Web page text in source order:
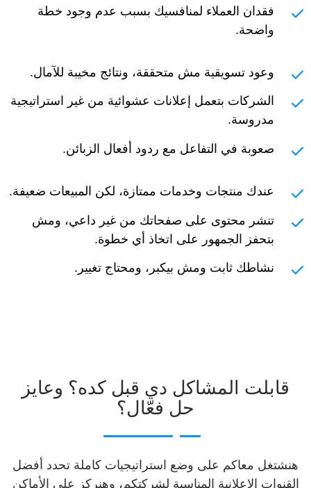
فقدان العملاء لمنافسيك بسبب عدم وجود خطة
واضحة.
وعود تسويقية مش متحققة، ونتائج مخيبة للآمال.
الشركات بتعمل إعلانات عشوائية من غير استراتيجية
مدروسة.
صعوبة في التفاعل مع ردود أفعال الزبائن.
عندك منتجات وخدمات ممتازة، لكن المبيعات ضعيفة.
تنشر محتوى على صفحاتك من غير داعي، ومش
بتحفز الجمهور على اتخاذ أي خطوة.
نشاطك ثابت ومش بيكبر، ومحتاج تغيير.
قابلت المشاكل دي قبل كده؟ وعايز
حل فعّال؟
هنشتغل معاكم على وضع استراتيجيات كاملة تحدد أفضل
القنوات الإعلانية المناسبة لشركتكم، وهنركز على الأماكن